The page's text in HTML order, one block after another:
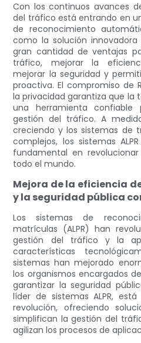
Con los continuos avances
del tráfico está entrando en
de reconocimiento
como la solución
gran cantidad de ventajas
tráfico, mejorar la
mejorar la seguridad y
proactiva. El compromiso de
la privacidad garantiza que la
una herramienta confiable
gestión del tráfico. A
creciendo y los sistemas de
complejos, los sistemas
fundamental en
todo el mundo.
Mejora de la eficiencia
y la seguridad pública
Los sistemas de
matrículas (ALPR) han
gestión del tráfico y la
características
sistemas han mejorado
los organismos encargados
garantizar la seguridad
líder de sistemas ALPR,
revolución, ofreciendo
simplifican la gestión del
agilizan los procesos de